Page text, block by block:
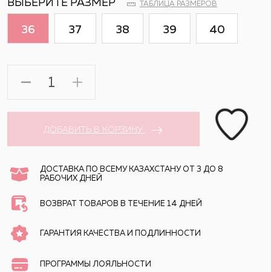
ВЫБЕРИТЕ РАЗМЕР ТАБЛИЦА РАЗМЕРОВ
36 37 38 39 40
ДОБАВИТЬ В КОРЗИНУ
ДОСТАВКА ПО ВСЕМУ КАЗАХСТАНУ ОТ 3 ДО 8
РАБОЧИХ ДНЕЙ
ВОЗВРАТ ТОВАРОВ В ТЕЧЕНИЕ 14 ДНЕЙ
ГАРАНТИЯ КАЧЕСТВА И ПОДЛИННОСТИ
ПРОГРАММЫ ЛОЯЛЬНОСТИ